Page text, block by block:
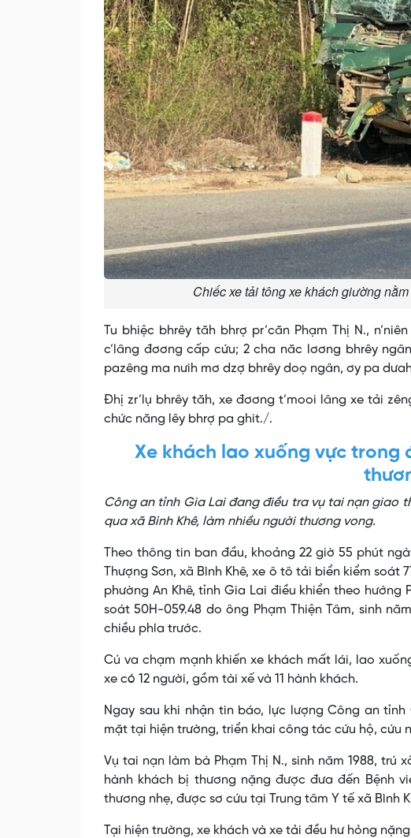
Chiếc xe tải tông xe khách giường
Tu bhiệc bhrêy tăh bhrợ pr’căn Phạm Thị N.,
c’lâng đơơng cấp cứu; 2 cha năc lơơng bhrêy
pazêng ma nưih mơ dzợ bhrêy doọ ngân, ơy pa
Đhị zr’lụ bhrêy tăh, xe đơơng t’mooi lâng xe tải
chức năng lêy bhrợ pa ghit./.
Xe khách lao xuống vực trong
Công an tỉnh Gia Lai đang điều tra vụ tai nạn giao
qua xã Bình Khê, làm nhiều người thương vong.
Theo thông tin ban đầu, khoảng 22 giờ 55 phút
Thượng Sơn, xã Bình Khê, xe ô tô tải biển kiểm soát
phường An Khê, tỉnh Gia Lai điều khiển theo
soát 50H-059.48 do ông Phạm Thiện Tâm, sinh
chiều phía trước.
Cú va chạm mạnh khiến xe khách mất lái, lao
xe có 12 người, gồm tài xế và 11 hành khách.
Ngay sau khi nhận tin báo, lực lượng Công an
mặt tại hiện trường, triển khai công tác cứu hộ, cứu
Vụ tai nạn làm bà Phạm Thị N., sinh năm 1988, trú
hành khách bị thương nặng được đưa đến Bệnh
thương nhẹ, được sơ cứu tại Trung tâm Y tế xã Bình
Tại hiện trường, xe khách và xe tải đều hư hỏng